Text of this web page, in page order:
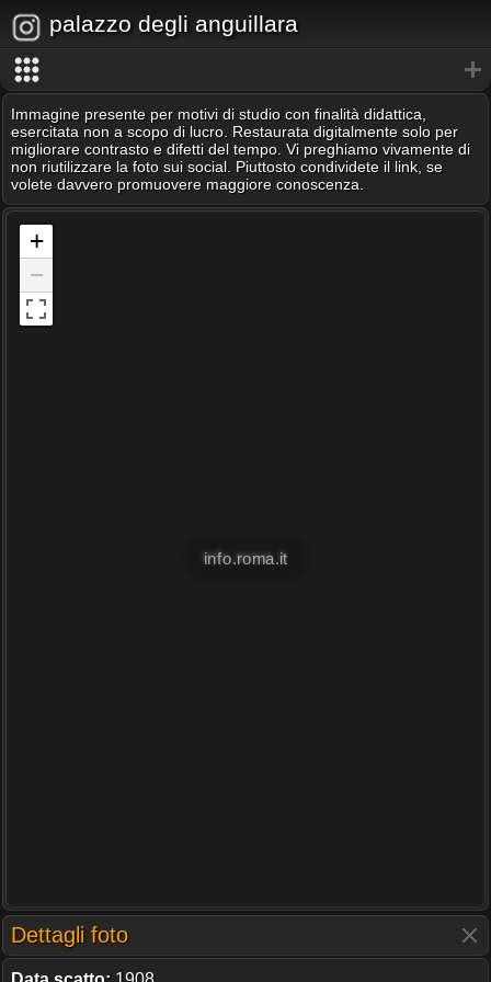
palazzo degli anguillara
Immagine presente per motivi di studio con finalità didattica,
esercitata non a scopo di lucro. Restaurata digitalmente solo per
migliorare contrasto e difetti del tempo. Vi preghiamo vivamente di
non riutilizzare la foto sui social. Piuttosto condividete il link, se
volete davvero promuovere maggiore conoscenza.
+
−
info.roma.it
Dettagli foto